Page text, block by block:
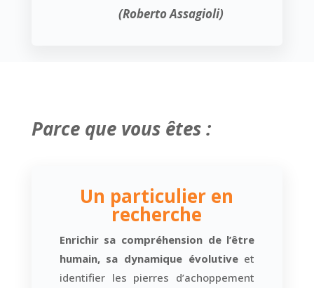
(Roberto Assagioli)
Parce que vous êtes :
Un particulier en
recherche
Enrichir sa compréhension de l’être
humain, sa dynamique évolutiveet
identifier les pierres d’achoppement